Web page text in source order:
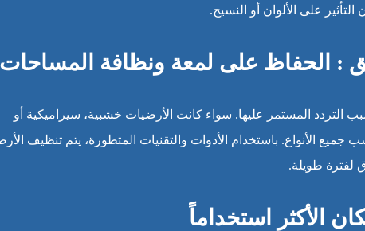
على الألوان أو النسيج.
: الحفاظ على لمعة ونظافة المساحات
التردد المستمر عليها. سواء كانت الأرضيات خشبية، سيراميكية أو
الأنواع. باستخدام الأدوات والتقنيات المتطورة، يتم تنظيف
لفترة طويلة.
الأكثر استخداماً